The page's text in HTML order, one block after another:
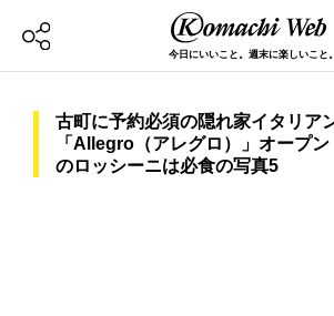
今日にいいこと。週末に楽しいこと。
古町に予約必須の隠れ家イタリア
「Allegro（アレグロ）」オープ
のロッシーニは必食の写真5